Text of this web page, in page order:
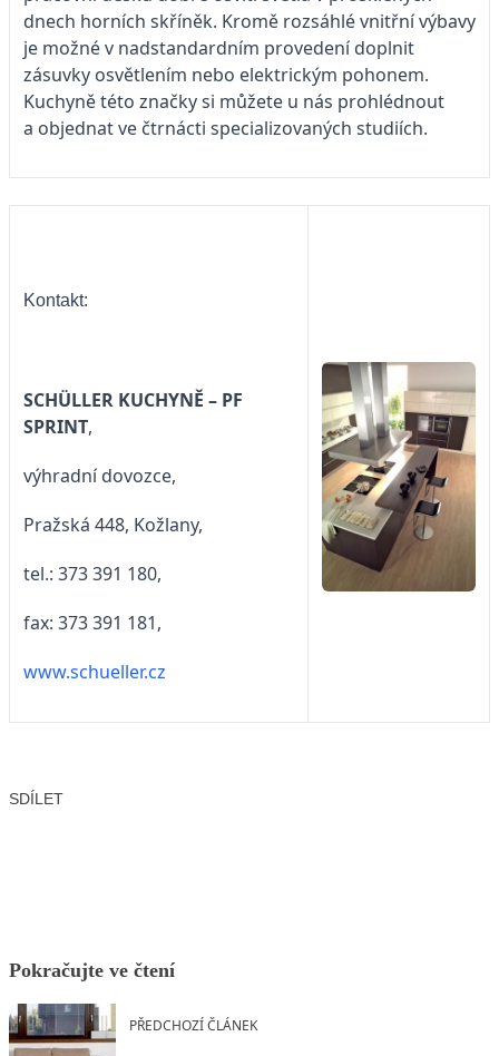
dnech horních skříněk. Kromě rozsáhlé vnitřní výbavy
je možné v nadstandardním provedení doplnit
zásuvky osvětlením nebo elektrickým pohonem.
Kuchyně této značky si můžete u nás prohlédnout
a objednat ve čtrnácti specializovaných studiích.
Kontakt:
SCHÜLLER KUCHYNĚ – PF
SPRINT,
výhradní dovozce,
Pražská 448, Kožlany,
tel.: 373 391 180,
fax: 373 391 181,
www.schueller.cz
SDÍLET
Pokračujte ve čtení
PŘEDCHOZÍ ČLÁNEK